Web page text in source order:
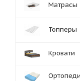
Матрасы
Топперы
Кровати